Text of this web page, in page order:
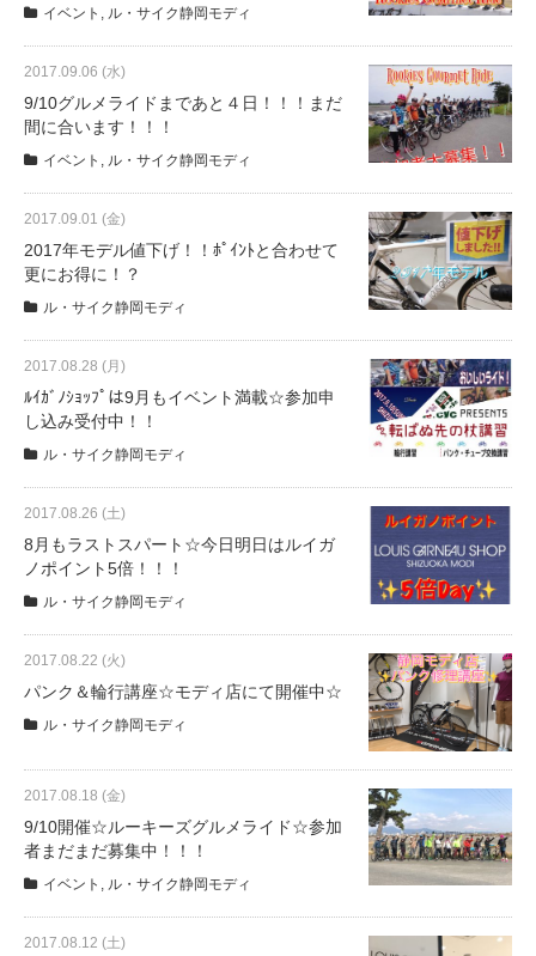
イベント , ル・サイク静岡モディ
2017.09.06 (水)
9/10グルメライドまであと４日！！！まだ
間に合います！！！
イベント , ル・サイク静岡モディ
2017.09.01 (金)
2017年モデル値下げ！！ﾎﾟｲﾝﾄと合わせて
更にお得に！？
ル・サイク静岡モディ
2017.08.28 (月)
ﾙｲｶﾞﾉｼｮｯﾌﾟは9月もイベント満載☆参加申
し込み受付中！！
ル・サイク静岡モディ
2017.08.26 (土)
8月もラストスパート☆今日明日はルイガ
ノポイント5倍！！！
ル・サイク静岡モディ
2017.08.22 (火)
パンク＆輪行講座☆モディ店にて開催中☆
ル・サイク静岡モディ
2017.08.18 (金)
9/10開催☆ルーキーズグルメライド☆参加
者まだまだ募集中！！！
イベント ル・サイク静岡モディ
2017.08.12 (土)